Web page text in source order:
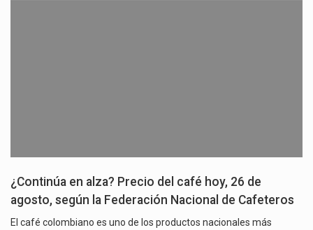
¿Continúa en alza? Precio del café hoy, 26 de
agosto, según la Federación Nacional de Cafeteros
El café colombiano es uno de los productos nacionales más